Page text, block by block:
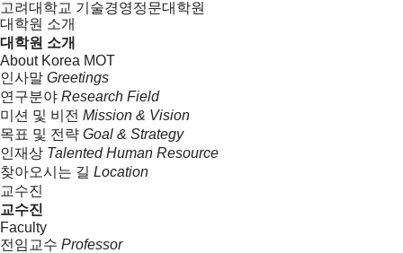
고려대학교 기술경영정문대학원
대학원 소개
대학원 소개
About Korea MOT
인사말 Greetings
연구분야 Research Field
미션 및 비전 Mission & Vision
목표 및 전략 Goal & Strategy
인재상 Talented Human Resource
찾아오시는 길 Location
교수진
교수진
Faculty
전임교수 Professor